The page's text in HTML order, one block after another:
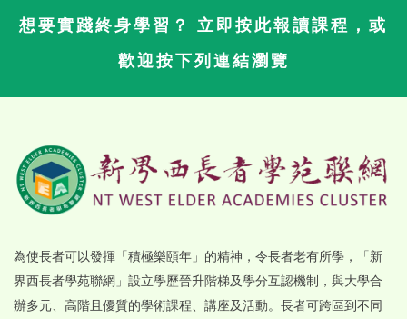
想要實踐終身學習？ 立即按此報讀課程，或
歡迎按下列連結瀏覽
為使長者可以發揮「積極樂頤年」的精神，令長者老有所學，「新
界西長者學苑聯網」設立學歷晉升階梯及學分互認機制，與大學合
辦多元、高階且優質的學術課程、講座及活動。長者可跨區到不同